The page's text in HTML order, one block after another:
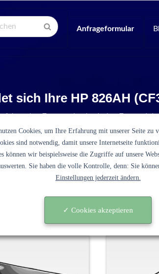
Anfrageformular
sich Ihre HP 826AH
folgenden Fragen, damit wir den Zustand
bei der 826AH (CF310AH schwarz)
des Druckerherstellers HP?
Nein
Cookies, um Ihre Erfahrung mit unserer Seite zu
sind notwendig, damit unsere Internetseite
können wir beispielsweise die Zugriffe auf unsere
Sie haben die volle Kontrolle, denn: Sie
Einstellungen jederzeit ändern.
✓ Cookies akzeptieren